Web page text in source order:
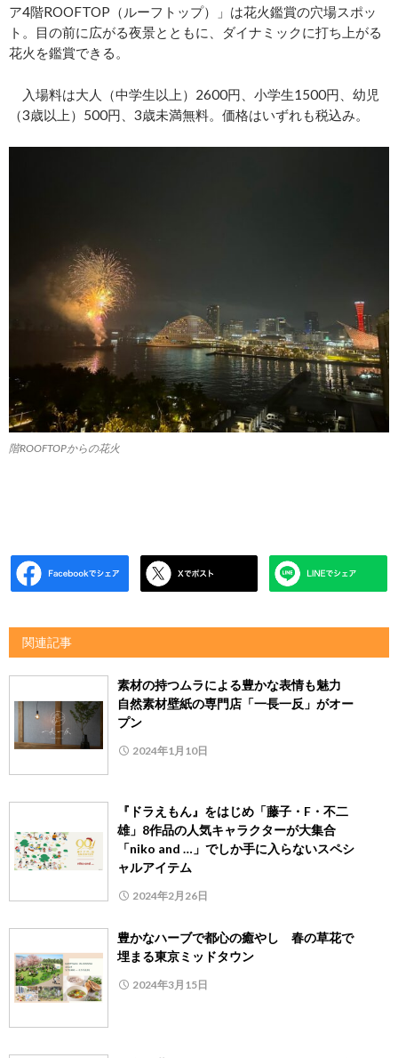
ア4階ROOFTOP（ルーフトップ）」は花火鑑賞の穴場スポッ
ト。目の前に広がる夜景とともに、ダイナミックに打ち上がる
花火を鑑賞できる。
入場料は大人（中学生以上）2600円、小学生1500円、幼児
（3歳以上）500円、3歳未満無料。価格はいずれも税込み。
階ROOFTOPからの花火
関連記事
素材の持つムラによる豊かな表情も魅力
自然素材壁紙の専門店「一長一反」がオー
プン
2024年1月10日
『ドラえもん』をはじめ「藤子・F・不二
雄」8作品の人気キャラクターが大集合
「niko and …」でしか手に入らないスペシ
ャルアイテム
2024年2月26日
豊かなハーブで都心の癒やし 春の草花で
埋まる東京ミッドタウン
2024年3月15日